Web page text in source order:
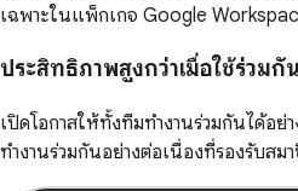
เฉพาะในแพ็กเกจ Google
ประสิทธิภาพสูงกว่าเมื่อใช้ร่วมกั
เปิดโอกาสให้ทั้งทีมทำงานร่วมกันได้อย่
ทำงานร่วมกันอย่างต่อเนื่องที่รองรับส